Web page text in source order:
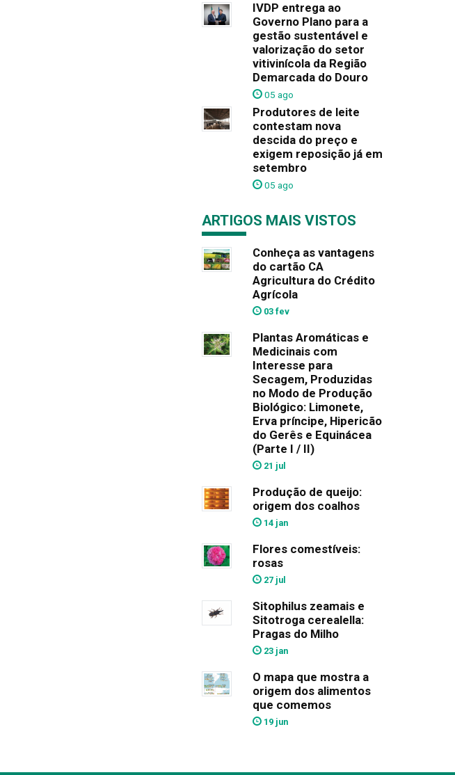
IVDP entrega ao
Governo Plano para a
gestão sustentável e
valorização do setor
vitivinícola da Região
Demarcada do Douro
05 ago
Produtores de leite
contestam nova
descida do preço e
exigem reposição já em
setembro
05 ago
ARTIGOS MAIS VISTOS
Conheça as vantagens
do cartão CA
Agricultura do Crédito
Agrícola
03 fev
Plantas Aromáticas e
Medicinais com
Interesse para
Secagem, Produzidas
no Modo de Produção
Biológico: Limonete,
Erva príncipe, Hipericão
do Gerês e Equinácea
(Parte I / II)
21 jul
Produção de queijo:
origem dos coalhos
14 jan
Flores comestíveis:
rosas
27 jul
Sitophilus zeamais e
Sitotroga cerealella:
Pragas do Milho
23 jan
O mapa que mostra a
origem dos alimentos
que comemos
19 jun